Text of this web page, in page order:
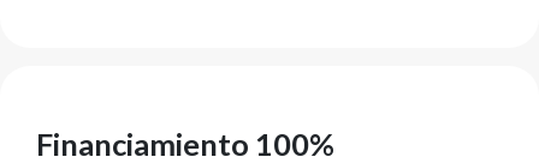
Financiamiento 100%